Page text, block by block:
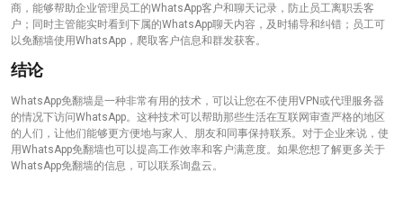
商，能够帮助企业管理员工的WhatsApp客户和聊天记录，防止员工离职丢客
户；同时主管能实时看到下属的WhatsApp聊天内容，及时辅导和纠错；员工可
以免翻墙使用WhatsApp，爬取客户信息和群发获客。
结论
WhatsApp免翻墙是一种非常有用的技术，可以让您在不使用VPN或代理服务器
的情况下访问WhatsApp。这种技术可以帮助那些生活在互联网审查严格的地区
的人们，让他们能够更方便地与家人、朋友和同事保持联系。对于企业来说，使
用WhatsApp免翻墙也可以提高工作效率和客户满意度。如果您想了解更多关于
WhatsApp免翻墙的信息，可以联系询盘云。